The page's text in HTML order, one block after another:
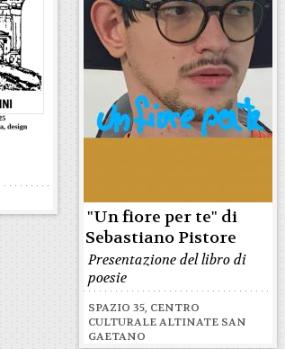
"Un fiore per te" di
Sebastiano Pistore
Presentazione del libro di
poesie
SPAZIO 35, CENTRO
CULTURALE ALTINATE SAN
GAETANO